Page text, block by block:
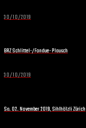
30/10/2019
BRZ Schlittel-/Fondue- Plausch
30/10/2019
Sa. 02. November 2019, Sihlhölzli Zürich